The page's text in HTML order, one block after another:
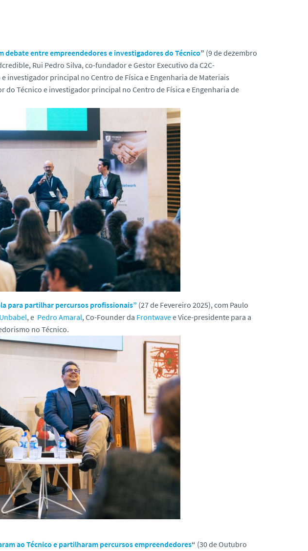
debate entre empreendedores e investigadores do Técnico” (9 de dezembro
Rui Pedro Silva, co-fundador e Gestor Executivo da C2C-
investigador principal no Centro de Física e Engenharia de Materiais
do Técnico e investigador principal no Centro de Física e Engenharia de
para partilhar percursos profissionais” (27 de Fevereiro 2025), com Paulo
Unbabel, e Pedro Amaral, Co-Founder da Frontwavee Vice-presidente para a
no Técnico.
ao Técnico e partilharam percursos empreendedores“ (30 de Outubro